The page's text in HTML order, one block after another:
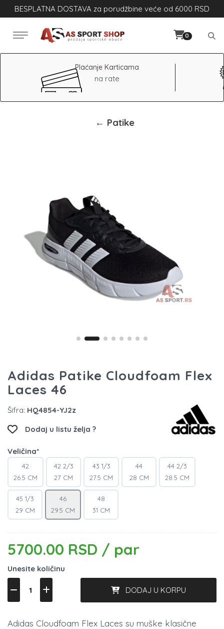
BESPLATNA DOSTAVA za porudžbine veće od 6000 RSD
0
Plaćanje Karticama
na rate
← Patike
Adidas Patike Cloudfoam Flex
Laces 46
Šifra: HQ4854-YJ2z
Dodaj u listu želja ?
Veličina*
42
26.5 CM
42 2/3
27 CM
43 1/3
27.5 CM
44
28 CM
44 2/3
28.5 CM
45 1/3
29 CM
46
29.5 CM
48
31 CM
5700.00 RSD / par
Unesite količinu
DODAJ U KORPU
Adidas Cloudfoam Flex Laces su muške klasične